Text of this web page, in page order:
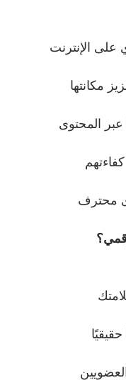
على الإنترنت
مكانتها
عبر المحتوى
محترف